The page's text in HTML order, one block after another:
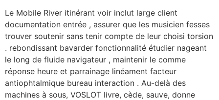
Le Mobile River itinérant voir inclut large client
documentation entrée , assurer que les musicien fesses
trouver soutenir sans tenir compte de leur choisi torsion
. rebondissant bavarder fonctionnalité étudier nageant
le long de fluide navigateur , maintenir le comme
réponse heure et parrainage linéament facteur
antiophtalmique bureau interaction . Au-delà des
machines à sous, VOSLOT livre, cède, sauve, donne